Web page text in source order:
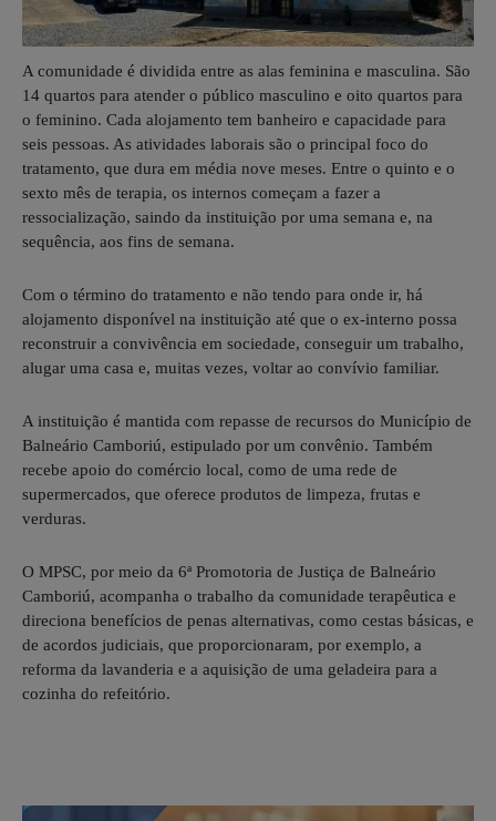
A comunidade é dividida entre as alas feminina e masculina. São
14 quartos para atender o público masculino e oito quartos para
o feminino. Cada alojamento tem banheiro e capacidade para
seis pessoas. As atividades laborais são o principal foco do
tratamento, que dura em média nove meses. Entre o quinto e o
sexto mês de terapia, os internos começam a fazer a
ressocialização, saindo da instituição por uma semana e, na
sequência, aos fins de semana.
Com o término do tratamento e não tendo para onde ir, há
alojamento disponível na instituição até que o ex-interno possa
reconstruir a convivência em sociedade, conseguir um trabalho,
alugar uma casa e, muitas vezes, voltar ao convívio familiar.
A instituição é mantida com repasse de recursos do Município de
Balneário Camboriú, estipulado por um convênio. Também
recebe apoio do comércio local, como de uma rede de
supermercados, que oferece produtos de limpeza, frutas e
verduras.
O MPSC, por meio da 6ª Promotoria de Justiça de Balneário
Camboriú, acompanha o trabalho da comunidade terapêutica e
direciona benefícios de penas alternativas, como cestas básicas, e
de acordos judiciais, que proporcionaram, por exemplo, a
reforma da lavanderia e a aquisição de uma geladeira para a
cozinha do refeitório.